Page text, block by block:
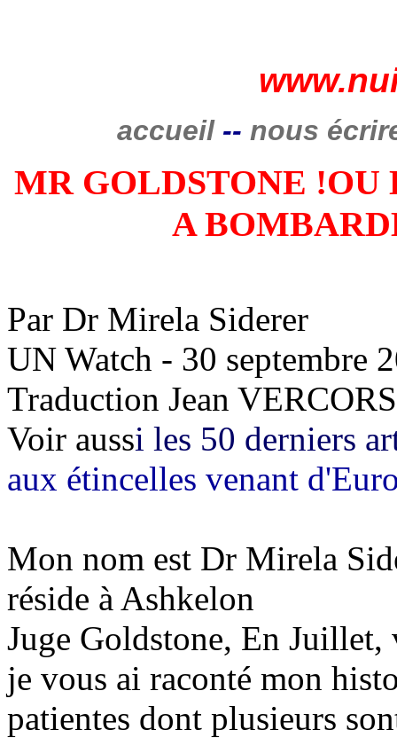
accueil -- nous
MR GOLDSTONE
A
Par Dr Mirela Siderer
UN Watch - 30 septembre
Traduction Jean VERCORS
Voir aussi les 50 derniers
aux étincelles venant
Mon nom est Dr Mirela
réside à Ashkelon
Juge Goldstone, En Juillet,
je vous ai raconté mon
patientes dont plusieurs